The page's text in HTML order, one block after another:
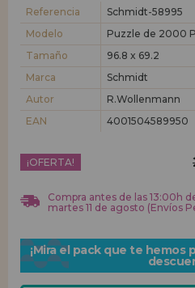
nuevo
¿Eres Profesional o Empresa?.
condiciones de ventas con
¡Adelante! Te estábamos esperando.
Referencia
Schmidt-58995
Modelo
Puzzle de 2000
Tamaño
96.8 x 69.2
Marca
Schmidt
Autor
R.Wollenmann
EAN
4001504589950
¡OFERTA!
Compra antes de las 13:00h
martes 11 de agosto (Envíos
¡Mira el pack que te hemos